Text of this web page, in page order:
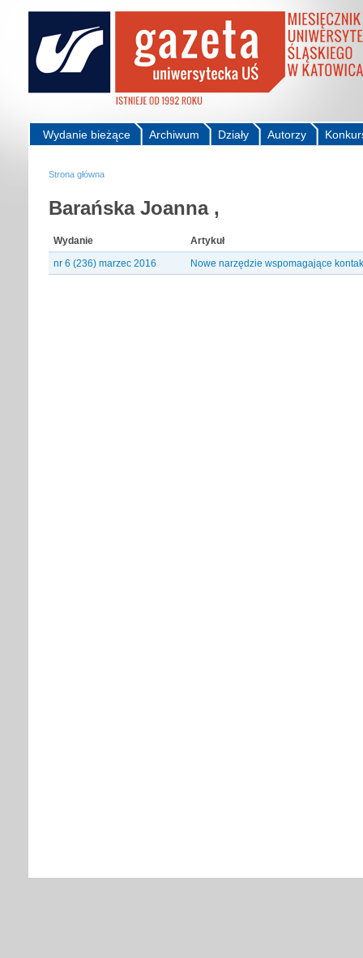
Autorzy
Działy
Archiwum
Wydanie bieżące
Strona główna
Barańska Joanna ,
Wydanie
Artykuł
nr 6 (236) marzec 2016
Nowe narzędzie wspomagające